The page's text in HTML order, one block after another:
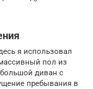
я использовал
пол из
диван с
пребывания в